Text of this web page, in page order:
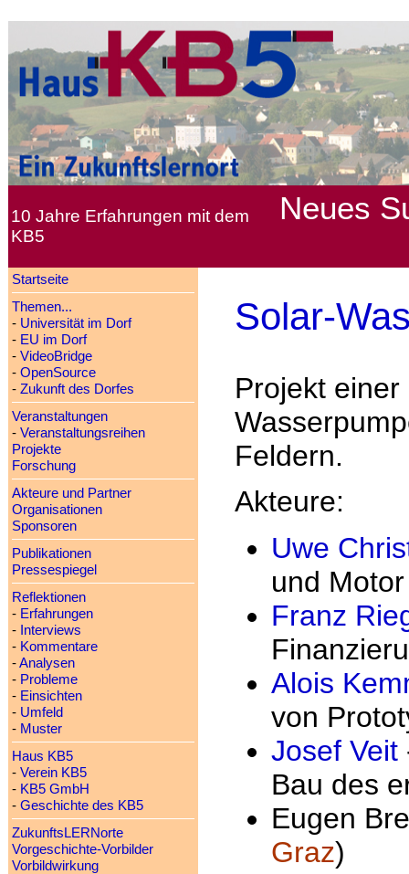
10 Jahre Erfahrungen mit dem
KB5
Neues
Startseite
Themen...
- Universität im Dorf
- EU im Dorf
- VideoBridge
- OpenSource
- Zukunft des Dorfes
Veranstaltungen
- Veranstaltungsreihen
Projekte
Forschung
Akteure und Partner
Organisationen
Sponsoren
Publikationen
Pressespiegel
Reflektionen
- Erfahrungen
- Interviews
- Kommentare
-Analysen
- Probleme
- Einsichten
- Umfeld
- Muster
Haus KB5
- Verein KB5
- KB5 GmbH
- Geschichte des KB5
ZukunftsLERNorte
Vorgeschichte-Vorbilder
Vorbildwirkung
Solar-
Projekt
Feldern.
Akteure:
Uwe
und
Franz
Alois
von
Josef Veit
Bau des
Eugen
Graz)